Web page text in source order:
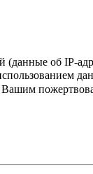
об IP-